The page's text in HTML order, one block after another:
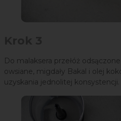
Do malaksera przełóż
owsiane, migdały Bakal i olej
uzyskania jednolitej konsystencji.